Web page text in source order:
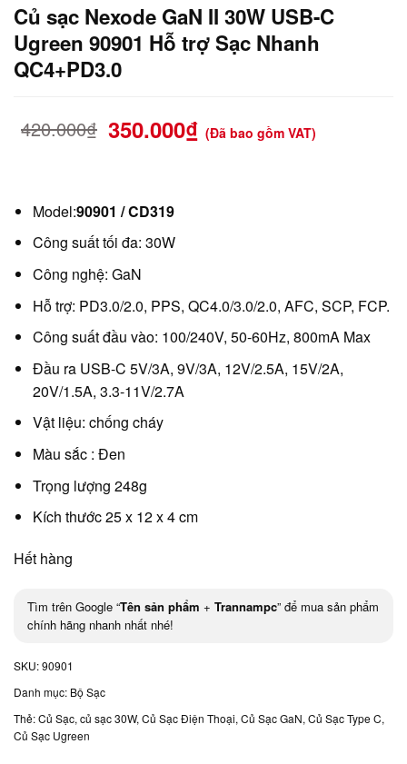
Củ sạc Nexode GaN II 30W USB-C
Ugreen 90901 Hỗ trợ Sạc Nhanh
QC4+PD3.0
420.000₫ 350.000₫ (Đã bao gồm VAT)
Model:90901 / CD319
Công suất tối đa: 30W
Công nghệ: GaN
Hỗ trợ: PD3.0/2.0, PPS, QC4.0/3.0/2.0, AFC, SCP, FCP.
Công suất đầu vào: 100/240V, 50-60Hz, 800mA Max
Đầu ra USB-C 5V/3A, 9V/3A, 12V/2.5A, 15V/2A,
20V/1.5A, 3.3-11V/2.7A
Vật liệu: chống cháy
Màu sắc : Đen
Trọng lượng 248g
Kích thước 25 x 12 x 4 cm
Hết hàng
Tìm trên Google “Tên sản phẩm + Trannampc” để mua sản phẩm
chính hãng nhanh nhất nhé!
SKU:90901
Danh mục: Bộ Sạc
Thẻ:Củ Sạc, củ sạc 30W, Củ Sạc Điện Thoại, Củ Sạc GaN, Củ Sạc Type C,
Củ Sạc Ugreen